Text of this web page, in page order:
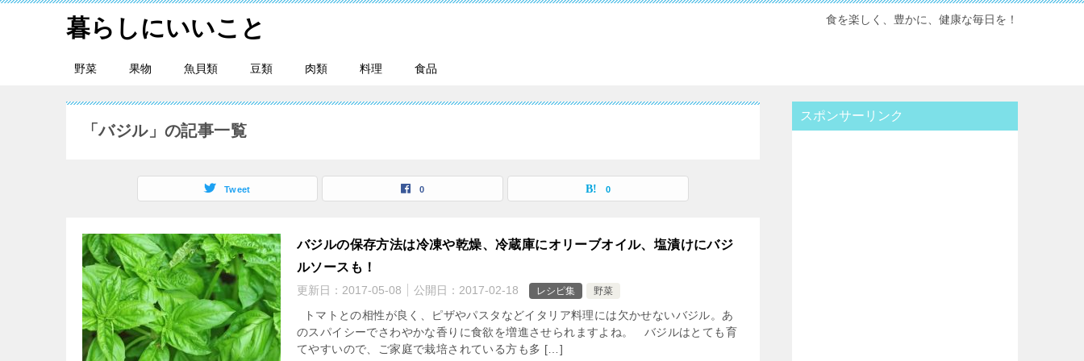
暮らしにいいこと 食を楽しく、豊かに、健康な毎日を！
野菜 果物 魚貝類 豆類 肉類 料理 食品
「バジル」の記事一覧
Tweet 0 0
バジルの保存方法は冷凍や乾燥、冷蔵庫にオリーブオイル、塩漬けにバジ
ルソースも！
更新日： 2017-05-08 公開日： 2017-02-18 レシピ集 野菜
トマトとの相性が良く、ピザやパスタなどイタリア料理には欠かせないバジル。あ
のスパイシーでさわやかな香りに食欲を増進させられますよね。 バジルはとても育
てやすいので、ご家庭で栽培されている方も多 […]
スポンサーリンク